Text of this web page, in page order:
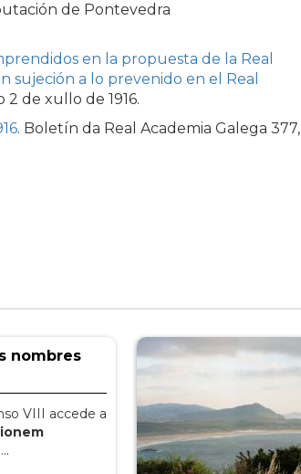
de Pontevedra
en la propuesta de la Real
sujeción a lo prevenido en el Real
de xullo de 1916.
. Boletín da Real Academia Galega 377,
nombres
VIII accede a